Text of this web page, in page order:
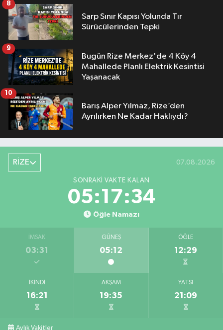
Sarp Sınır Kapısı Yolunda Tır
Sürücülerinden Tepki
8
Bugün Rize Merkez'de 4 Köy 4
Mahallede Planlı Elektrik Kesintisi
Yaşanacak
9
Barış Alper Yılmaz, Rize’den
Ayrılırken Ne Kadar Haklıydı?
10
RİZE 07.08.2026
SONRAKI VAKTE KALAN
05:17:33
Öğle Namazı
İMSAK
03:31
GÜNEŞ
05:12
ÖĞLE
12:29
İKINDI
16:21
AKŞAM
19:35
YATSI
21:09
Aylık Vakitler